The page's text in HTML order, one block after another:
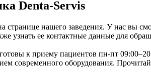
Denta-Servis
странице нашего заведения. У нас вы
узнать ее контактные данные для
к приему пациентов пн-пт
современного оборудования.